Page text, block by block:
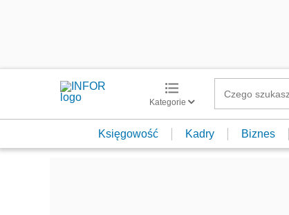
Kategorie
Księgowość Kadry Biznes